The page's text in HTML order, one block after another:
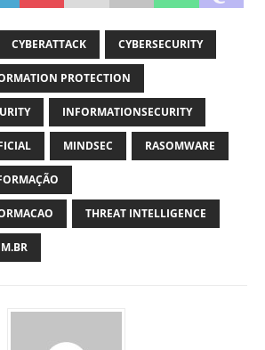
CYBERATTACK CYBERSECURITY
PROTECTION
INFORMATIONSECURITY
MINDSEC RASOMWARE
THREAT INTELLIGENCE